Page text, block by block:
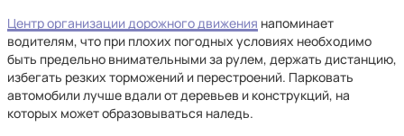
Центр организации дорожного движения напоминает
водителям, что при плохих погодных условиях необходимо
быть предельно внимательными за рулем, держать дистанцию,
избегать резких торможений и перестроений. Парковать
автомобили лучше вдали от деревьев и конструкций, на
которых может образовываться наледь.